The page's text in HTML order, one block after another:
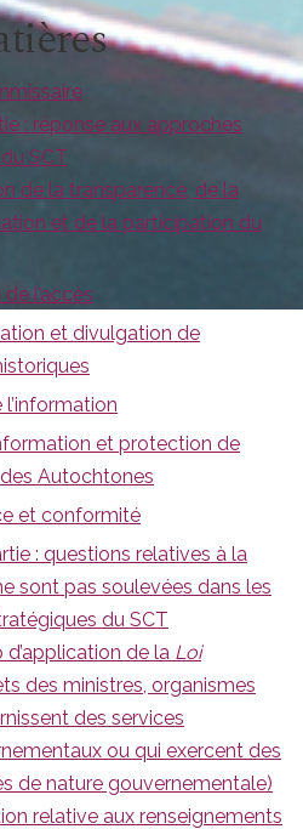
: réponse aux approches
SCT
de la transparence, de la
et de la participation du
l’accès
et divulgation de
et protection de
Autochtones
et conformité
: questions relatives à la
sont pas soulevées dans les
du SCT
d’application de la Loi
des ministres, organismes
des services
ou qui exercent des
de nature gouvernementale)
relative aux renseignements